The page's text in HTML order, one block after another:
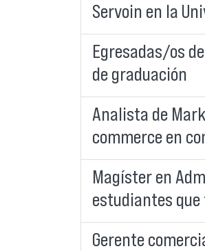
Servoin en la
Egresadas/os
de graduación
Analista de
commerce en
Magíster en
estudiantes
Gerente